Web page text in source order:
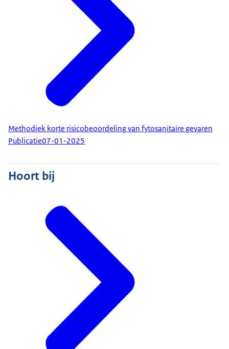
Methodiek korte risicobeoordeling van fytosanitaire gevaren
Publicatie07-01-2025
Hoort bij